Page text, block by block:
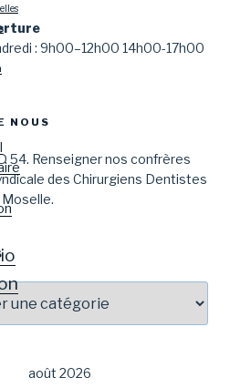
: 9h00–12h00 14h00-17h00
NOUS
54. Renseigner nos confrères
des Chirurgiens Dentistes
août 2026